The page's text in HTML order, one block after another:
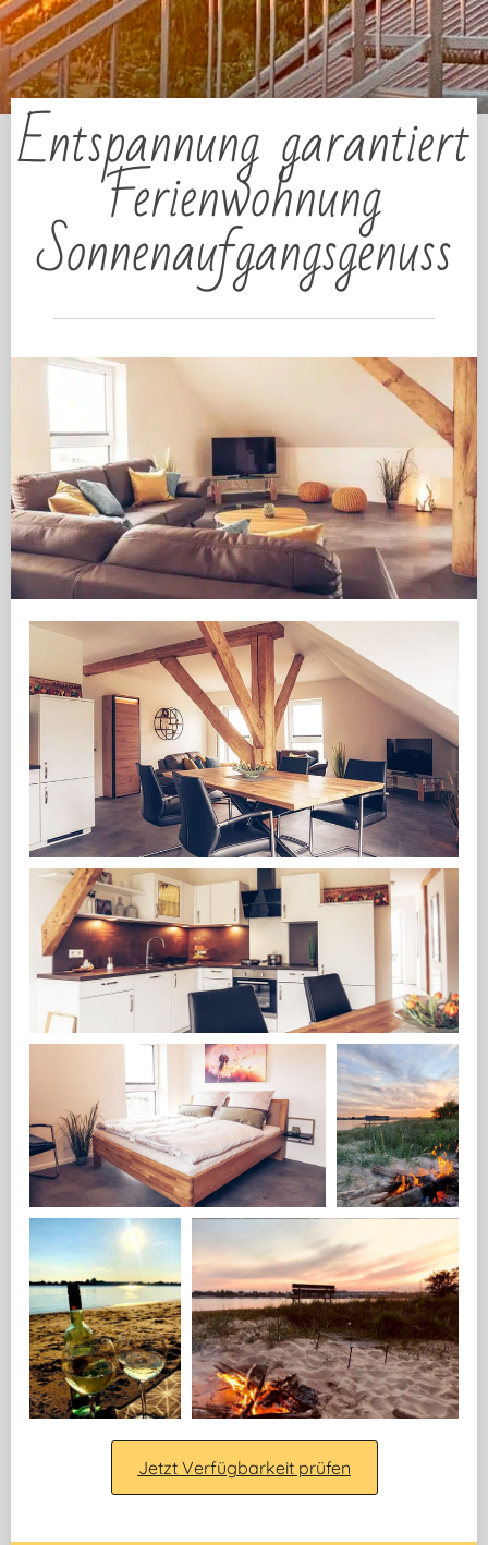
Entspannung garantiert
Ferienwohnung
Sonnenaufgangsgenuss
Jetzt Verfügbarkeit prüfen